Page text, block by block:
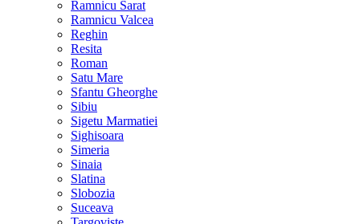
Ramnicu Sarat
Ramnicu Valcea
Reghin
Resita
Roman
Satu Mare
Sfantu Gheorghe
Sibiu
Sigetu Marmatiei
Sighisoara
Simeria
Sinaia
Slatina
Slobozia
Suceava